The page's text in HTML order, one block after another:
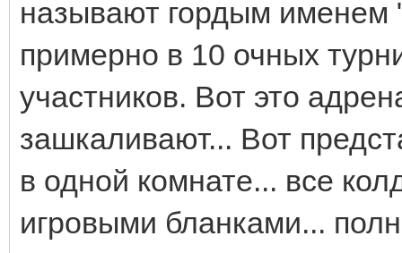
называют гордым именем
примерно в 10 очных
участников. Вот это
зашкаливают... Вот
в одной комнате... все
игровыми бланками...